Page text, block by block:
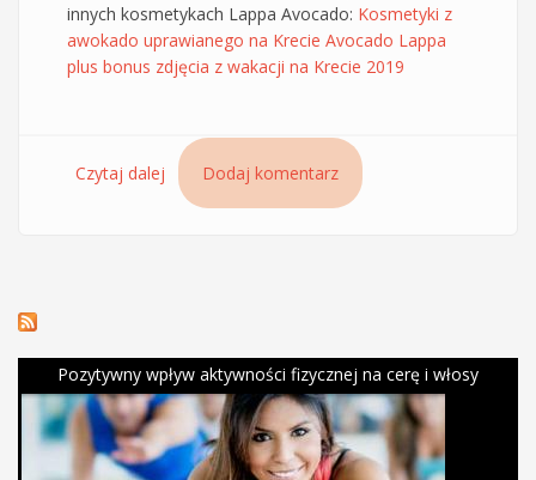
innych kosmetykach Lappa Avocado: Kosmetyki z
awokado uprawianego na Krecie Avocado Lappa
plus bonus zdjęcia z wakacji na Krecie 2019
Czytaj dalej wpis Maska do włosów Lappa Avocado - sam
skład
Dodaj komentarz
Pozytywny wpływ aktywności fizycznej na cerę i włosy